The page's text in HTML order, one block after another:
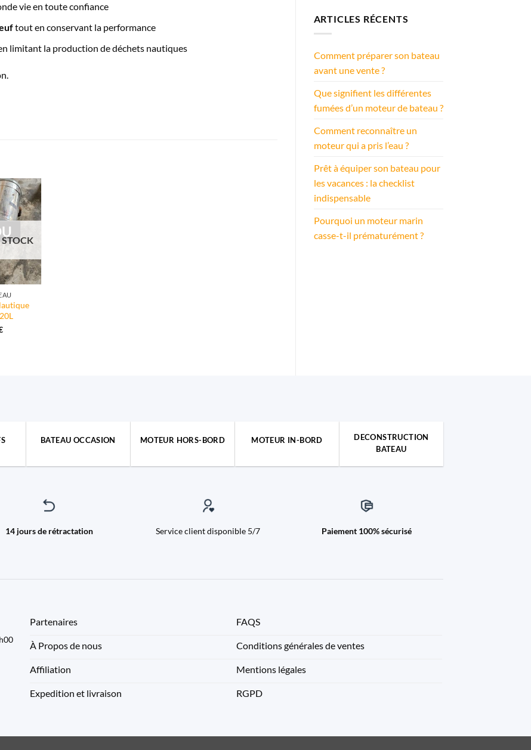
ARTICLES RÉCENTS
Comment préparer son bateau
avant une vente ?
Que signifient les différentes
fumées d’un moteur de bateau ?
Comment reconnaître un
moteur qui a pris l’eau ?
Prêt à équiper son bateau pour
les vacances : la checklist
indispensable
Pourquoi un moteur marin
casse-t-il prématurément ?
vie en toute confiance
tout en conservant la performance
limitant la production de déchets nautiques
STOCK
BATEAU OCCASION MOTEUR HORS-BORD MOTEUR IN-BORD
DECONSTRUCTION
BATEAU
14 jours de rétractation Service client disponible 5/7 Paiement 100% sécurisé
Partenaires
À Propos de nous
Affiliation
Expedition et livraison
FAQS
Conditions générales de ventes
Mentions légales
RGPD